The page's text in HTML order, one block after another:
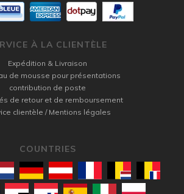
À LA CLIENTÈLE
Expédition & Livraison
de mousse pour présentations
contribution de poste
de retour et de remboursement
clientèle / Mentions légales
COUNTRIES